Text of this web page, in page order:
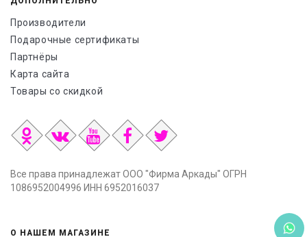
Производители
Подарочные сертификаты
Партнёры
Карта сайта
Товары со скидкой
Все права принадлежат ООО "Фирма Аркады" ОГРН
1086952004996 ИНН 6952016037
О НАШЕМ МАГАЗИНЕ